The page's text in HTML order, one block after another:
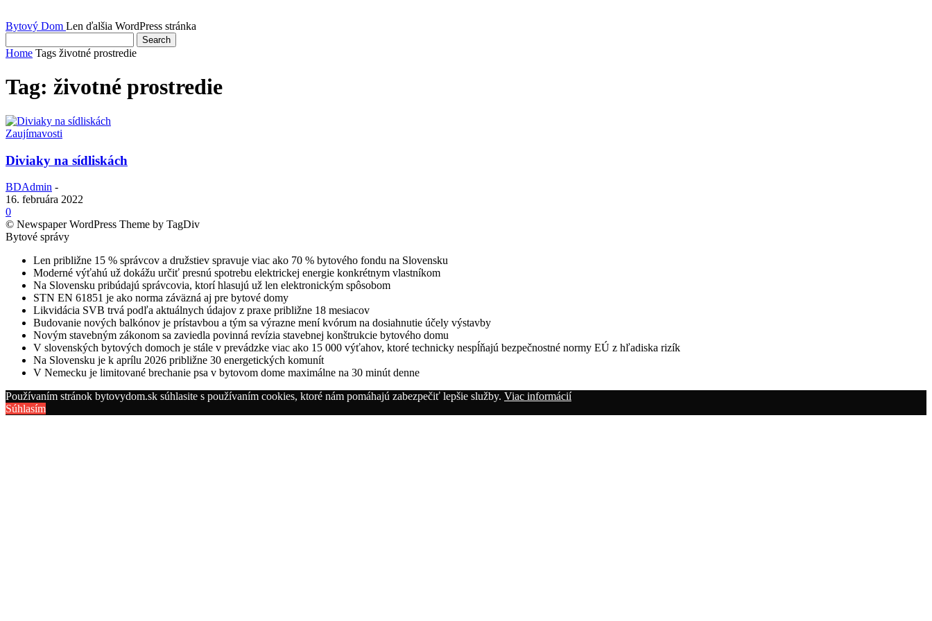
Bytový Dom Len ďalšia WordPress stránka
Home Tags životné prostredie
Tag: životné prostredie
Zaujímavosti
Diviaky na sídliskách
BDAdmin -
16. februára 2022
0
© Newspaper WordPress Theme by TagDiv
Bytové správy
Len približne 15 % správcov a družstiev spravuje viac ako 70 % bytového fondu na Slovensku
Moderné výťahú už dokážu určiť presnú spotrebu elektrickej energie konkrétnym vlastníkom
Na Slovensku pribúdajú správcovia, ktorí hlasujú už len elektronickým spôsobom
STN EN 61851 je ako norma záväzná aj pre bytové domy
Likvidácia SVB trvá podľa aktuálnych údajov z praxe približne 18 mesiacov
Budovanie nových balkónov je prístavbou a tým sa výrazne mení kvórum na dosiahnutie účely výstavby
Novým stavebným zákonom sa zaviedla povinná revízia stavebnej konštrukcie bytového domu
V slovenských bytových domoch je stále v prevádzke viac ako 15 000 výťahov, ktoré technicky nespĺňajú bezpečnostné normy EÚ z hľadiska rizík
Na Slovensku je k aprílu 2026 približne 30 energetických komunít
V Nemecku je limitované brechanie psa v bytovom dome maximálne na 30 minút denne
Používaním stránok bytovydom.sk súhlasite s používaním cookies, ktoré nám pomáhajú zabezpečiť lepšie služby. Viac informácií
Súhlasím